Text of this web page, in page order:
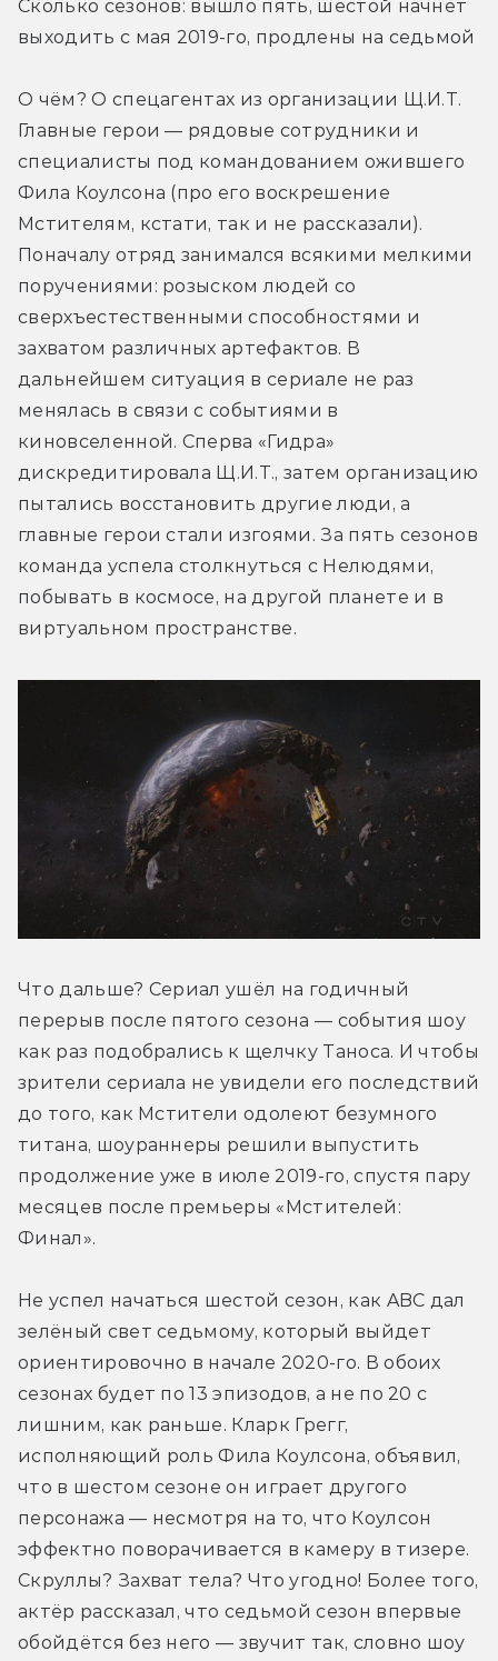
Сколько сезонов: вышло пять, шестой начнёт
выходить с мая 2019-го, продлены на седьмой
О чём? О спецагентах из организации Щ.И.Т.
Главные герои — рядовые сотрудники и
специалисты под командованием ожившего
Фила Коулсона (про его воскрешение
Мстителям, кстати, так и не рассказали).
Поначалу отряд занимался всякими мелкими
поручениями: розыском людей со
сверхъестественными способностями и
захватом различных артефактов. В
дальнейшем ситуация в сериале не раз
менялась в связи с событиями в
киновселенной. Сперва «Гидра»
дискредитировала Щ.И.Т., затем организацию
пытались восстановить другие люди, а
главные герои стали изгоями. За пять сезонов
команда успела столкнуться с Нелюдями,
побывать в космосе, на другой планете и в
виртуальном пространстве.
Что дальше? Сериал ушёл на годичный
перерыв после пятого сезона — события шоу
как раз подобрались к щелчку Таноса. И чтобы
зрители сериала не увидели его последствий
до того, как Мстители одолеют безумного
титана, шоураннеры решили выпустить
продолжение уже в июле 2019-го, спустя пару
месяцев после премьеры «Мстителей:
Финал».
Не успел начаться шестой сезон, как ABC дал
зелёный свет седьмому, который выйдет
ориентировочно в начале 2020-го. В обоих
сезонах будет по 13 эпизодов, а не по 20 с
лишним, как раньше. Кларк Грегг,
исполняющий роль Фила Коулсона, объявил,
что в шестом сезоне он играет другого
персонажа — несмотря на то, что Коулсон
эффектно поворачивается в камеру в тизере.
Скруллы? Захват тела? Что угодно! Более того,
актёр рассказал, что седьмой сезон впервые
обойдётся без него — звучит так, словно шоу